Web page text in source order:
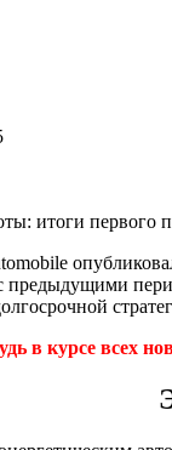
итоги первого
предыдущими
в курсе всех